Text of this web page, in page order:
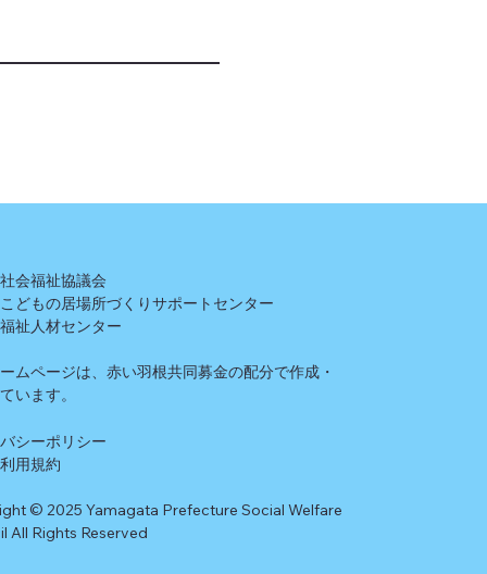
会福祉協議会
どもの居場所づくりサポートセンター
祉人材センター
ムページは、赤い羽根共同募金の配分で作成・
います。
シーポリシー
用規約
© 2025 Yamagata Prefecture Social Welfare
All Rights Reserved